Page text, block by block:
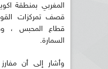
المغربي بمنطقة
قصف تمركزات
قطاع المحبس ،
السمارة.
وأشار إلى أن